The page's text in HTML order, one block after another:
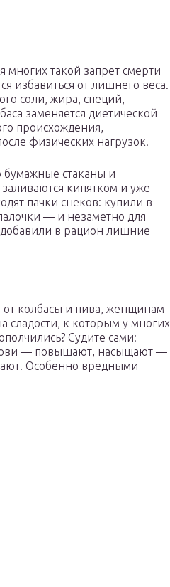
такой запрет смерти
избавиться от лишнего веса.
соли, жира, специй,
заменяется диетической
происхождения,
физических нагрузок.
бумажные стаканы и
кипятком и уже
пачки снеков: купили в
— и незаметно для
в рацион лишние
от колбасы и пива, женщинам
сладости, к которым у многих
Судите сами:
— повышают, насыщают —
Особенно вредными